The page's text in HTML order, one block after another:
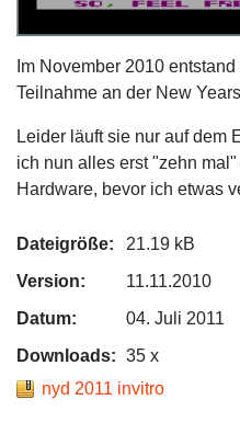
Im November 2010
Teilnahme an der New
Leider läuft sie nur auf dem
ich nun alles erst "zehn
Hardware, bevor ich etwas
Dateigröße:
21.19 kB
Version:
11.11.2010
Datum:
04. Juli 2011
Downloads: 35 x
nyd 2011 invitro